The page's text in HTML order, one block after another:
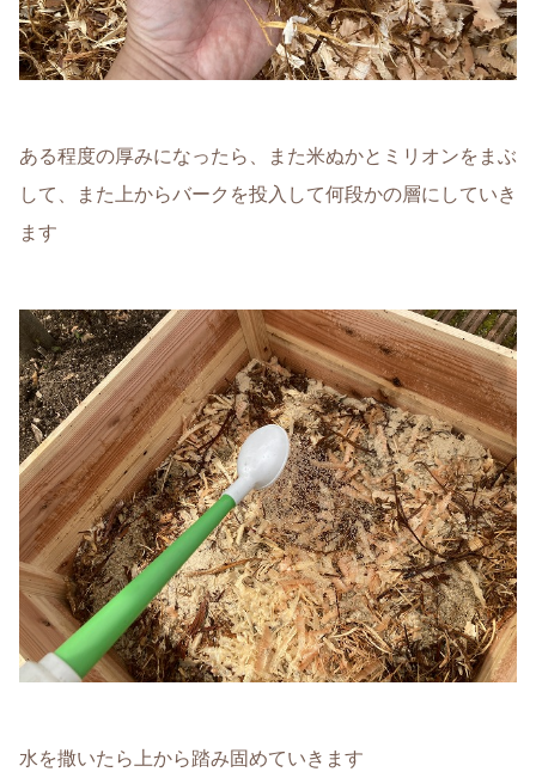
ある程度の厚みになったら、また米ぬかとミリオンをまぶ
して、また上からバークを投入して何段かの層にしていき
ます
水を撒いたら上から踏み固めていきます